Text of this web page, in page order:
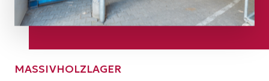
MASSIVHOLZLAGER